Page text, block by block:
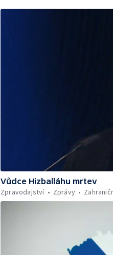
Vůdce Hizballáhu mrtev
Zpravodajství
Zprávy